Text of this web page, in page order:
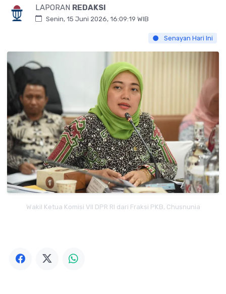
LAPORAN REDAKSI
Senin, 15 Juni 2026, 16:09:19 WIB
Senayan Hari Ini
Wakil Ketua Komisi VII DPR RI dari Fraksi PKB, Chusnunia